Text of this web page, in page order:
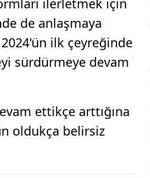
ilerletmek için
de anlaşmaya
ilk çeyreğinde
sürdürmeye devam
ettikçe arttığına
oldukça belirsiz